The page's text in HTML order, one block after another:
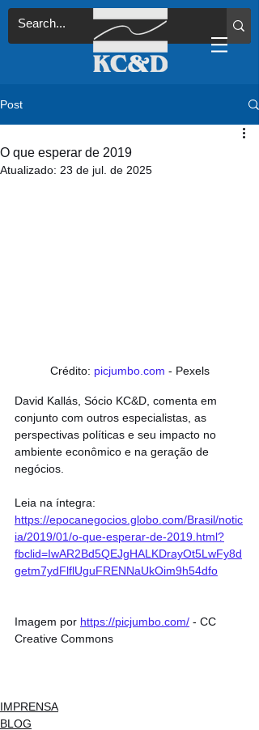
Post
O que esperar de 2019
Atualizado: 23 de jul. de 2025
Crédito: picjumbo.com - Pexels
David Kallás, Sócio KC&D, comenta em
conjunto com outros especialistas, as
perspectivas políticas e seu impacto no
ambiente econômico e na geração de
negócios.
Leia na íntegra:
https://epocanegocios.globo.com/Brasil/notic
ia/2019/01/o-que-esperar-de-2019.html?
fbclid=IwAR2Bd5QEJgHALKDrayOt5LwFy8d
getm7ydFlflUguFRENNaUkOim9h54dfo
Imagem por https://picjumbo.com/ - CC
Creative Commons
IMPRENSA
BLOG